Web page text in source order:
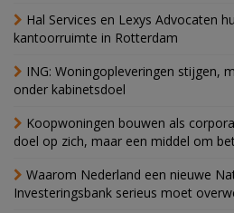
Hal Services en Lexys Advocaten
kantoorruimte in Rotterdam
ING: Woningopleveringen stijgen,
onder kabinetsdoel
Koopwoningen bouwen als
doel op zich, maar een middel om
Waarom Nederland een nieuwe
Investeringsbank serieus moet